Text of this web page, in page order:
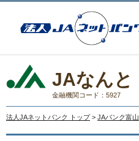
JAなんと
金融機関コード：5927
法人JAネットバンク トップ > JAバンク富山